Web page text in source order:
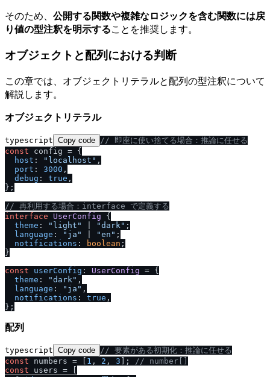
そのため、 公開する関数や複雑なロジックを含む関数には戻
り値の型注釈を明示することを推奨します。
オブジェクトと配列における判断
この章では、オブジェクトリテラルと配列の型注釈について
解説します。
オブジェクトリテラル
typescript Copy code / / 即座に使い捨てる場合：推論に任せる
const config = {
host : "localhost" ,
port : 3000 ,
debug : true ,
};
/ / 再利用する場合：interface で定義する
interface
UserConfig {
theme : "light" "dark" ;
language : "ja" "en" ;
notifications : boolean ;
}
const
userConfig : UserConfig = {
theme : "dark" ,
language : "ja" ,
notifications : true ,
配列
typescript Copy code / / 要素がある初期化：推論に任せる
const numbers = [ 1 , 2 , 3 ]; / / number[]
const users = [